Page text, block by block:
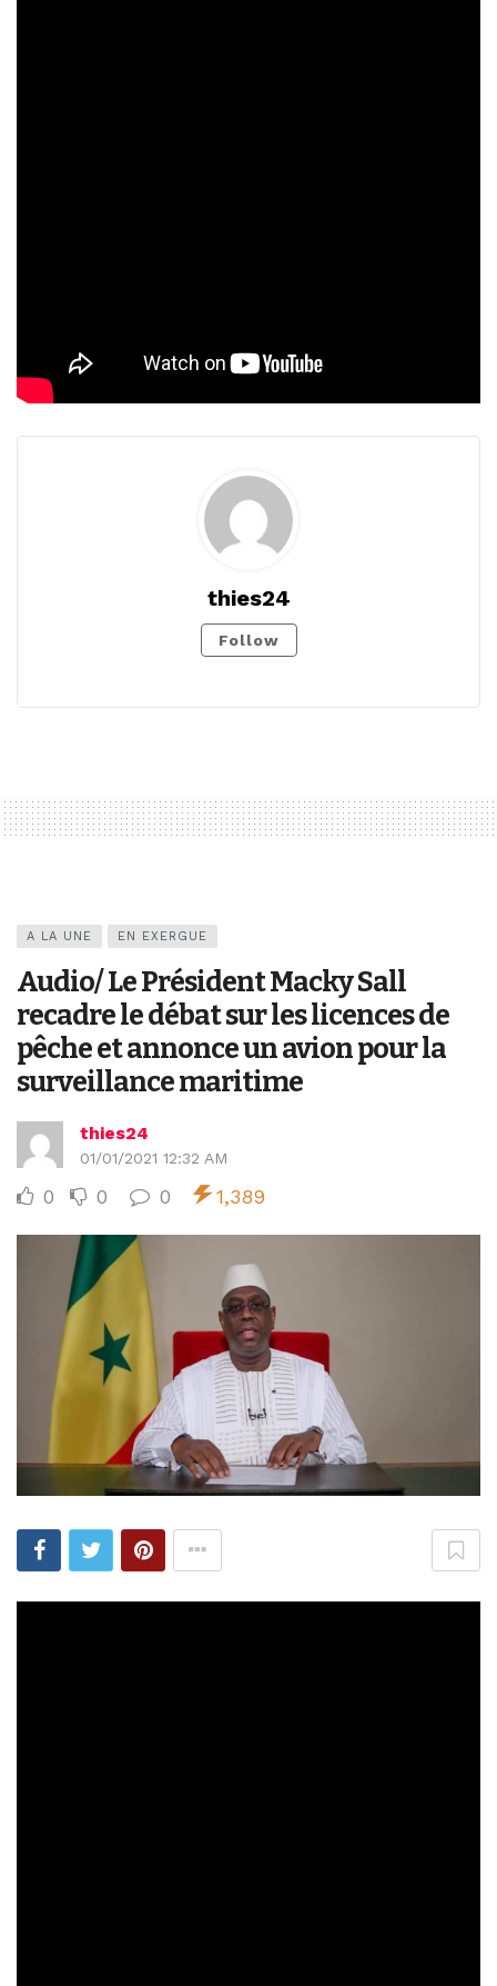
thies24
Follow
A LA UNE EN EXERGUE
Audio/ Le Président Macky Sall
recadre le débat sur les licences de
pêche et annonce un avion pour la
surveillance maritime
thies24
01/01/2021 12:32 AM
0 0 0 1,389